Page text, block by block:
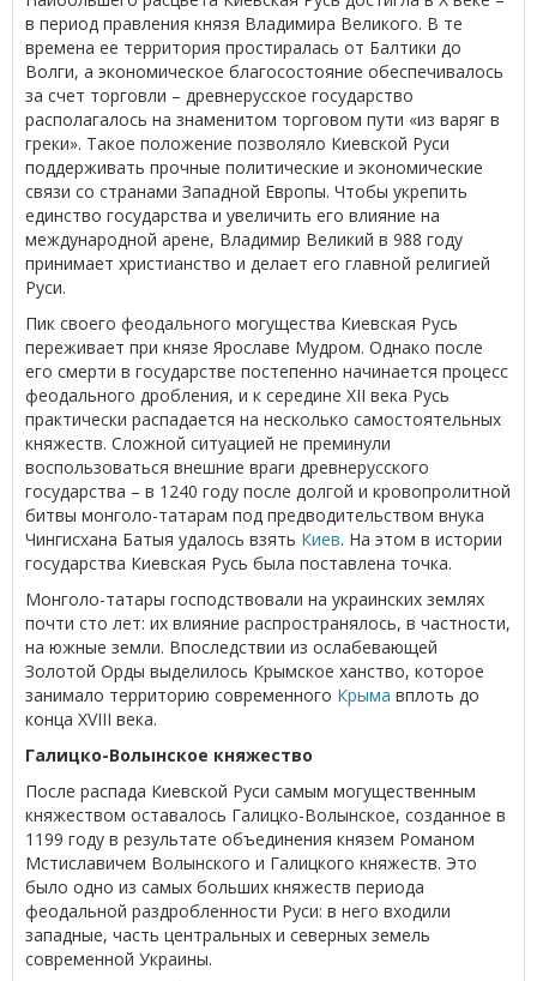
в период правления князя Владимира Великого. В те
времена ее территория простиралась от Балтики до
Волги, а экономическое благосостояние обеспечивалось
за счет торговли – древнерусское государство
располагалось на знаменитом торговом пути «из варяг в
греки». Такое положение позволяло Киевской Руси
поддерживать прочные политические и экономические
связи со странами Западной Европы. Чтобы укрепить
единство государства и увеличить его влияние на
международной арене, Владимир Великий в 988 году
принимает христианство и делает его главной религией
Руси.
Пик своего феодального могущества Киевская Русь
переживает при князе Ярославе Мудром. Однако после
его смерти в государстве постепенно начинается процесс
феодального дробления, и к середине XII века Русь
практически распадается на несколько самостоятельных
княжеств. Сложной ситуацией не преминули
воспользоваться внешние враги древнерусского
государства – в 1240 году после долгой и кровопролитной
битвы монголо-татарам под предводительством внука
Чингисхана Батыя удалось взять Киев. На этом в истории
государства Киевская Русь была поставлена точка.
Монголо-татары господствовали на украинских землях
почти сто лет: их влияние распространялось, в частности,
на южные земли. Впоследствии из ослабевающей
Золотой Орды выделилось Крымское ханство, которое
занимало территорию современного Крыма вплоть до
конца XVIII века.
Галицко-Волынское княжество
После распада Киевской Руси самым могущественным
княжеством оставалось Галицко-Волынское, созданное в
1199 году в результате объединения князем Романом
Мстиславичем Волынского и Галицкого княжеств. Это
было одно из самых больших княжеств периода
феодальной раздробленности Руси: в него входили
западные, часть центральных и северных земель
современной Украины.